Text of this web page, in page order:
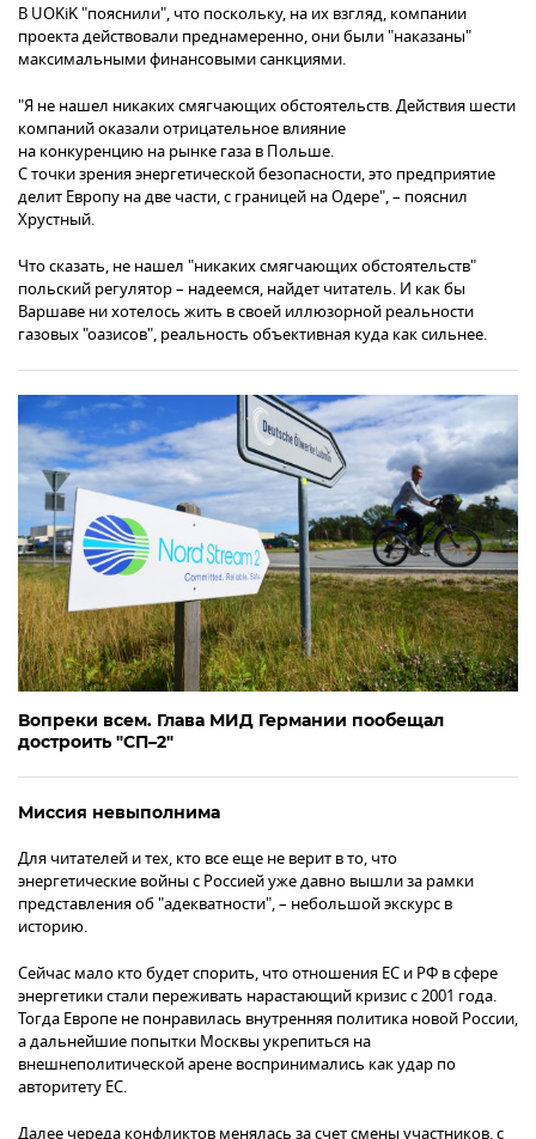
В UOKiK "пояснили", что поскольку, на их взгляд, компании
проекта действовали преднамеренно, они были "наказаны"
максимальными финансовыми санкциями.
"Я не нашел никаких смягчающих обстоятельств. Действия шести
компаний оказали отрицательное влияние
на конкуренцию на рынке газа в Польше.
С точки зрения энергетической безопасности, это предприятие
делит Европу на две части, с границей на Одере", – пояснил
Хрустный.
Что сказать, не нашел "никаких смягчающих обстоятельств"
польский регулятор – надеемся, найдет читатель. И как бы
Варшаве ни хотелось жить в своей иллюзорной реальности
газовых "оазисов", реальность объективная куда как сильнее.
Вопреки всем. Глава МИД Германии пообещал
достроить "СП–2"
Миссия невыполнима
Для читателей и тех, кто все еще не верит в то, что
энергетические войны с Россией уже давно вышли за рамки
представления об "адекватности", – небольшой экскурс в
историю.
Сейчас мало кто будет спорить, что отношения ЕС и РФ в сфере
энергетики стали переживать нарастающий кризис с 2001 года.
Тогда Европе не понравилась внутренняя политика новой России,
а дальнейшие попытки Москвы укрепиться на
внешнеполитической арене воспринимались как удар по
авторитету ЕС.
Далее череда конфликтов менялась за счет смены участников, с